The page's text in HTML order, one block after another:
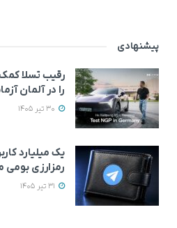
پیشنهادی
رقیب تسلا
را در آلمان
یک میلیارد
رمزارزی